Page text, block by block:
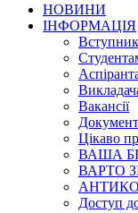
НОВИНИ
ІНФОРМАЦІЯ
Вакансії
Цікаво
ВАША
ВАРТО
Доступ